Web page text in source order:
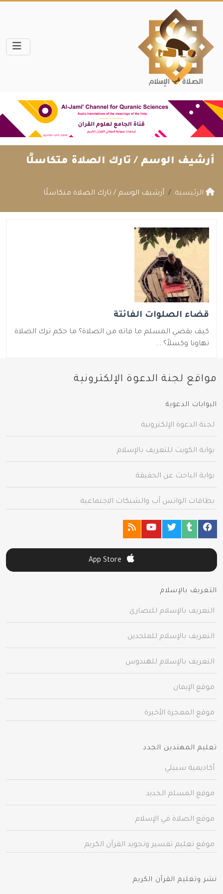
أرشيف الوسم / تارك الصلاة متكاسلًا
الرئيسية أرشيف الوسم / تارك الصلاة متكاسلًا
قضاء الصلوات الفائتة
كيف يقضي المسلم ما فاته من الصلاة؟ ما حكم ترك الصلاة
تهاونا وكسلاً؟ ...
مواقع لجنة الدعوة الإلكترونية
البوابات الدعوية
لجنة الدعوة الإلكترونية
بوابة الكويت للتعريف بالإسلام
بوابة الباحث عن الحقيقة
بطاقات الواتس آب والشبكات الاجتماعية
التعريف بالإسلام
التعريف بالإسلام للنصارى
التعريف بالإسلام للملحدين
التعريف بالإسلام للهندوس
موقع الإيمان
موقع المعجزة الأخيرة
تعليم المهتدين الجدد
أكاديمية سبيلي
موقع المسلم الجديد
موقع الصلاة في الإسلام
موقع تعليم تفسير وتجويد القرآن الكريم
نشر وتعليم القرآن الكريم